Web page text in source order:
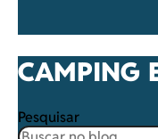
CAMPING
Pesquisar